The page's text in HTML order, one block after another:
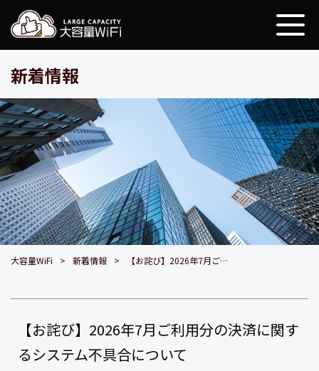
新着情報
大容量WiFi 新着情報 【お詫び】2026年7月ご利用分の決済に関するシステム不具合について
【お詫び】2026年7月ご利用分の決済に関す
るシステム不具合について